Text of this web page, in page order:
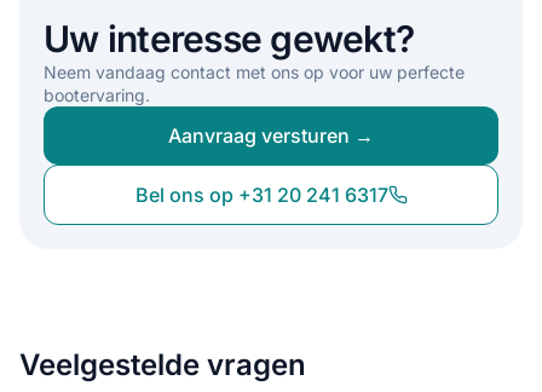
Uw interesse gewekt?
Neem vandaag contact met ons op voor uw perfecte
bootervaring.
Aanvraag versturen →
Bel ons op +31 20 241 6317
Veelgestelde vragen